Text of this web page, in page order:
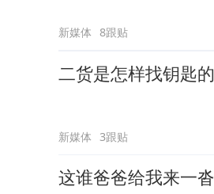
新媒体 8跟贴
二货是怎样找钥匙的
新媒体 3跟贴
这谁爸爸给我来一沓